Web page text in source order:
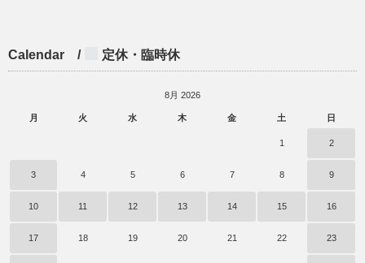
Calendar / 定休・臨時休
8月 2026
月 火 水 木 金 土 日
1 2
3 4 5 6 7 8 9
10 11 12 13 14 15 16
17 18 19 20 21 22 23